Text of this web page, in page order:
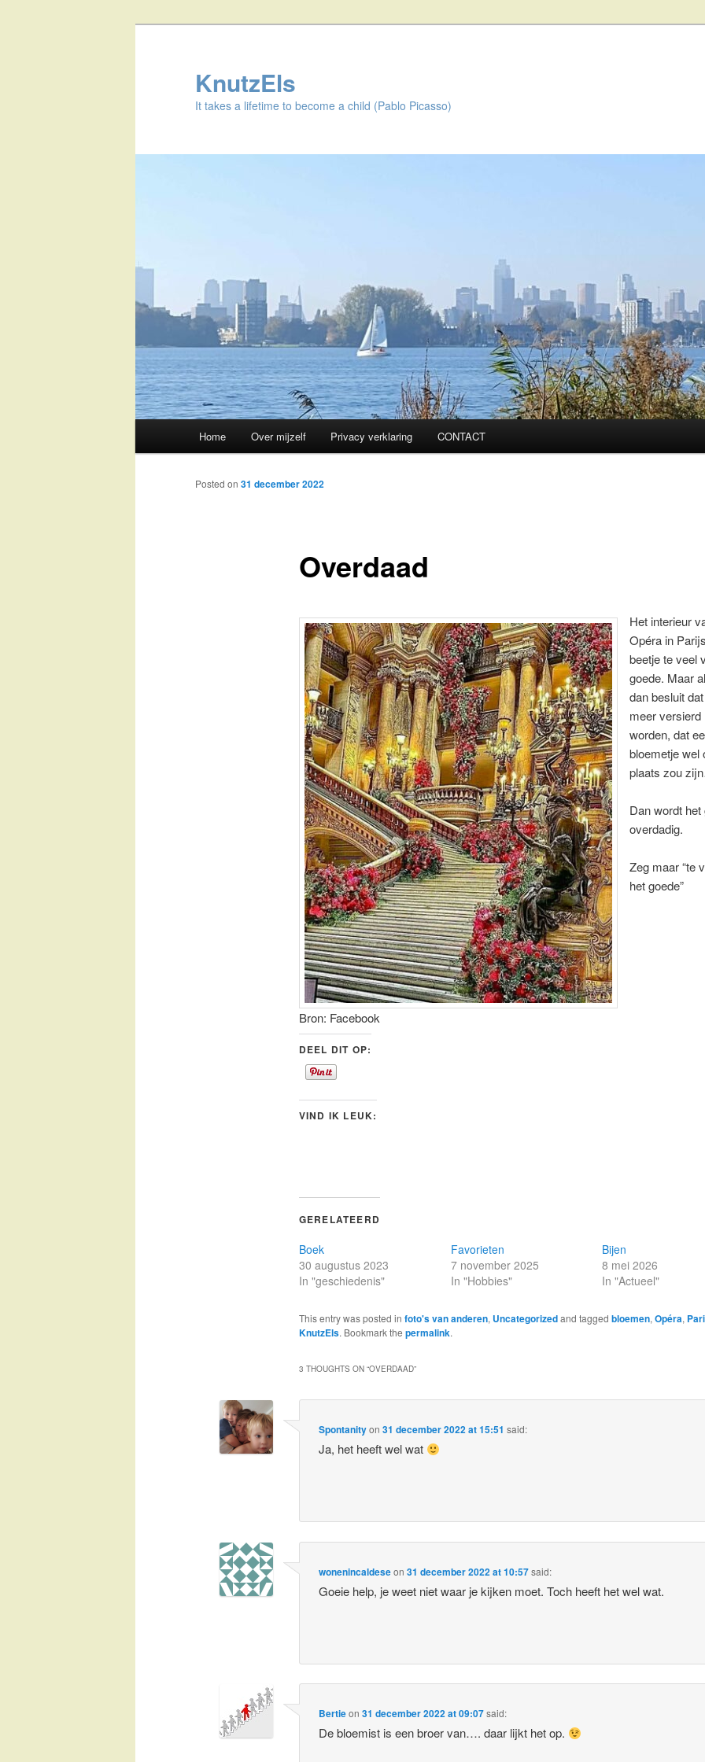
KnutzEls
It takes a lifetime to become a child (Pablo Picasso)
Skip
to
Home Over mijzelf Privacy verklaring CONTACT
Overdaad
Posted on 31 december 2022
Bron: Facebook
Het interieur
Opéra in
beetje te veel
goede. Maar
dan besluit
meer versierd
worden, dat
bloemetje wel
plaats zou
Dan wordt het
overdadig.
Zeg maar “te
het goede”
DEEL DIT OP:
VIND IK LEUK:
GERELATEERD
Boek
30 augustus 2023
In "geschiedenis"
Favorieten
7 november 2025
In "Hobbies"
Bijen
8 mei 2026
In "Actueel"
This entry was posted in foto's van anderen, Uncategorizedand tagged bloemen, Opéra,
KnutzEls. Bookmark the permalink.
3 THOUGHTS ON “OVERDAAD”
Spontanityon31 december 2022 at 15:51 said:
Ja, het heeft wel wat
wonenincaldeseon31 december 2022 at 10:57said:
Goeie help, je weet niet waar je kijken moet. Toch heeft het wel wat.
Bertieon31 december 2022 at 09:07said:
De bloemist is een broer van…. daar lijkt het op.